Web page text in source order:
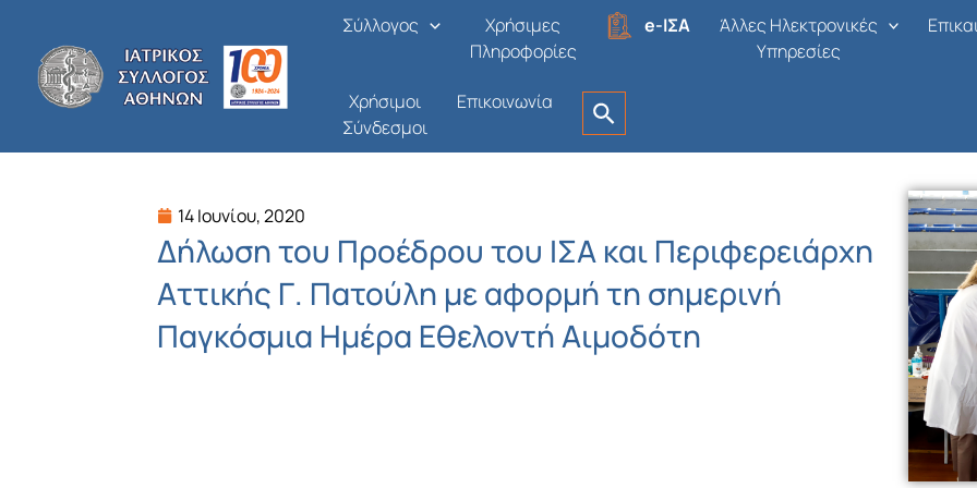
περιεχόμενο
Σύλλογος
Χρήσιμες
Πληροφορίες
e-ΙΣΑ
Άλλες Ηλεκτρονικές
Υπηρεσίες
Χρήσιμοι
Σύνδεσμοι
Επικοινωνία
14 Ιουνίου, 2020
Δήλωση του Προέδρου του ΙΣΑ και Περιφερειάρχη
Αττικής Γ. Πατούλη με αφορμή τη σημερινή
Παγκόσμια Ημέρα Εθελοντή Αιμοδότη